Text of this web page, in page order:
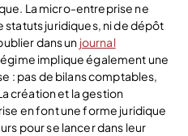
La micro-entreprise ne
statuts juridiques, ni de dépôt
dans un journal
implique également une
: pas de bilans comptables,
création et la gestion
en font une forme juridique
pour se lancer dans leur